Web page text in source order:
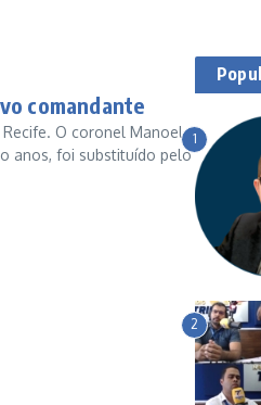
comandante
O coronel Manoel
anos, foi substituído pelo
1
2